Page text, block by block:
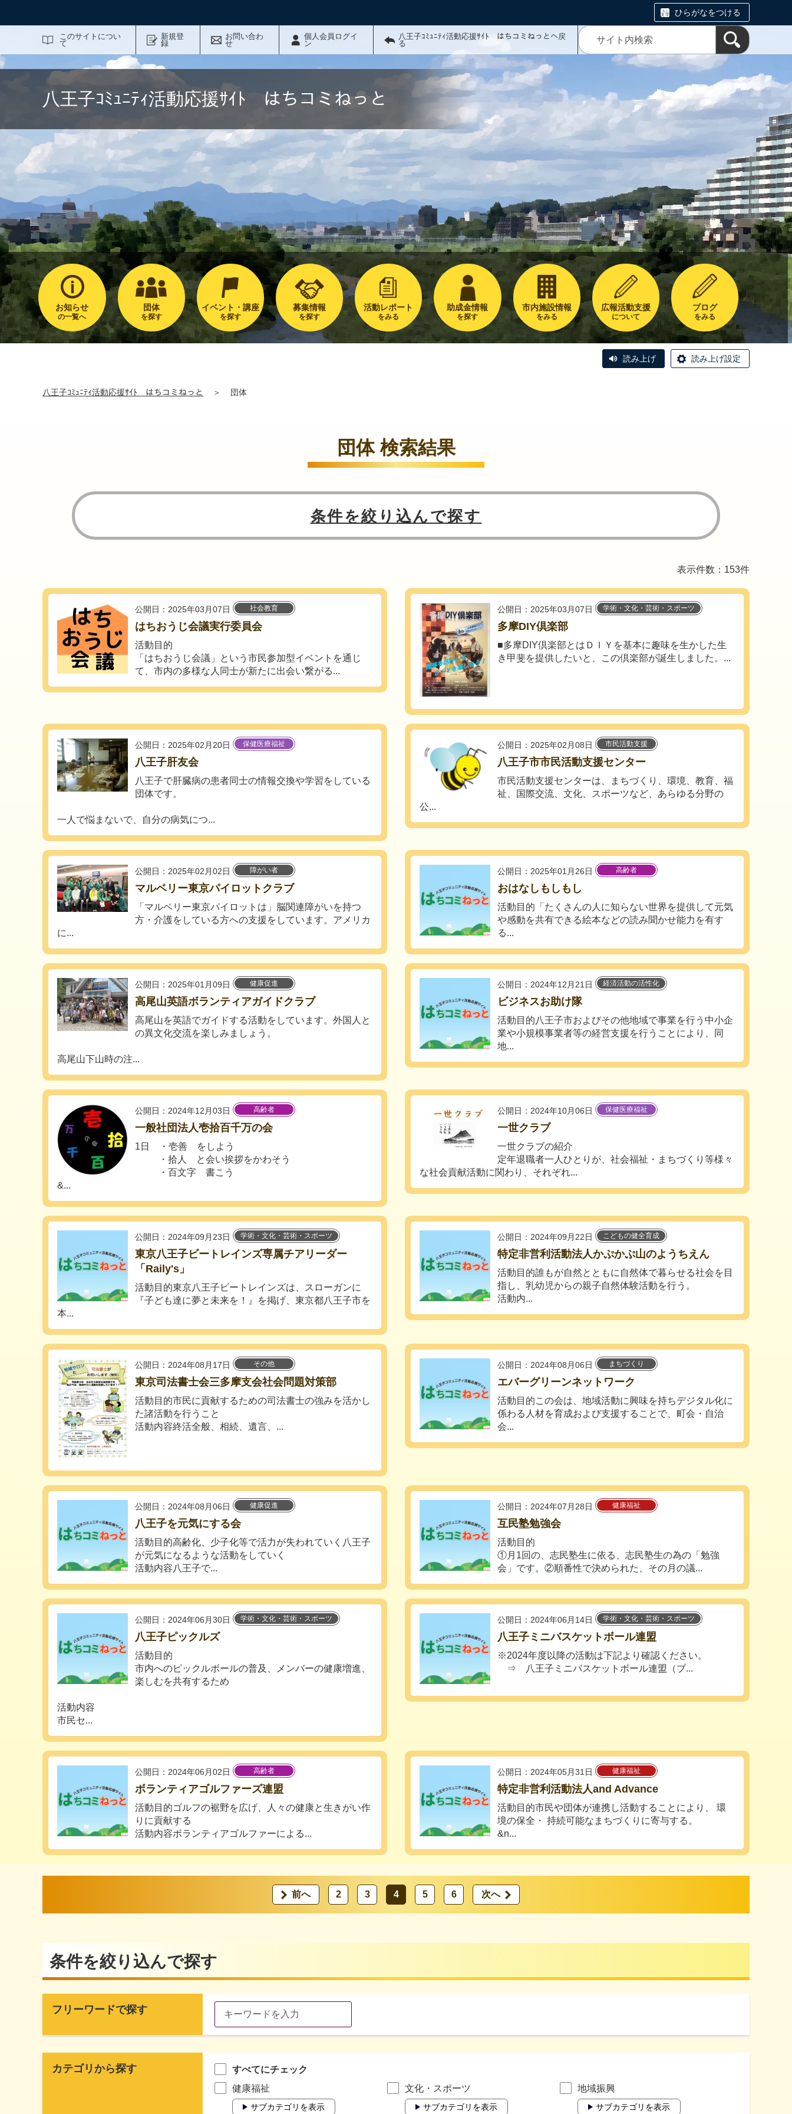
ひらがなをつける
このサイトについ
て
新規登
録
お問い合わ
せ
個人会員ログイ
ン
八王子ｺﾐｭﾆﾃｨ活動応援ｻｲﾄ はちコミねっとへ戻
る
八王子ｺﾐｭﾆﾃｨ活動応援ｻｲﾄ はちコミねっと
お知らせ
の一覧へ
団体
を探す
イベント・講座
を探す
募集情報
を探す
活動レポート
をみる
助成金情報
を探す
市内施設情報
をみる
広報活動支援
について
ブログ
をみる
読み上げ 読み上げ設定
八王子ｺﾐｭﾆﾃｨ活動応援ｻｲﾄ はちコミねっと ＞ 団体
団体 検索結果
条件を絞り込んで探す
表示件数：153件
公開日：2025年03月07日 社会教育
はちおうじ会議実行委員会
活動目的
「はちおうじ会議」という市民参加型イベントを通じ
て、市内の多様な人同士が新たに出会い繋がる...
公開日：2025年03月07日 学術・文化・芸術・スポーツ
多摩DIY倶楽部
■多摩DIY倶楽部とはＤＩＹを基本に趣味を生かした生
き甲斐を提供したいと、この倶楽部が誕生しました。...
公開日：2025年02月20日 保健医療福祉
八王子肝友会
八王子で肝臓病の患者同士の情報交換や学習をしている
団体です。
一人で悩まないで、自分の病気につ...
公開日：2025年02月08日 市民活動支援
八王子市市民活動支援センター
市民活動支援センターは、まちづくり、環境、教育、福
祉、国際交流、文化、スポーツなど、あらゆる分野の
公...
公開日：2025年02月02日 障がい者
マルベリー東京パイロットクラブ
「マルベリー東京パイロットは」脳関連障がいを持つ
方・介護をしている方への支援をしています。アメリカ
に...
公開日：2025年01月26日 高齢者
おはなしもしもし
活動目的「たくさんの人に知らない世界を提供して元気
や感動を共有できる絵本などの読み聞かせ能力を有す
る...
公開日：2025年01月09日 健康促進
高尾山英語ボランティアガイドクラブ
高尾山を英語でガイドする活動をしています。外国人と
の異文化交流を楽しみましょう。
高尾山下山時の注...
公開日：2024年12月21日 経済活動の活性化
ビジネスお助け隊
活動目的八王子市およびその他地域で事業を行う中小企
業や小規模事業者等の経営支援を行うことにより、同
地...
公開日：2024年12月03日 高齢者
一般社団法人壱拾百千万の会
1日 ・壱善 をしよう
・拾人 と会い挨拶をかわそう
・百文字 書こう
&...
公開日：2024年10月06日 保健医療福祉
一世クラブ
一世クラブの紹介
定年退職者一人ひとりが、社会福祉・まちづくり等様々
な社会貢献活動に関わり、それぞれ...
公開日：2024年09月23日 学術・文化・芸術・スポーツ
東京八王子ビートレインズ専属チアリーダー
「Raily's」
活動目的東京八王子ビートレインズは、スローガンに
『子ども達に夢と未来を！』を掲げ、東京都八王子市を
本...
公開日：2024年09月22日 こどもの健全育成
特定非営利活動法人かぷかぷ山のようちえん
活動目的誰もが自然とともに自然体で暮らせる社会を目
指し、乳幼児からの親子自然体験活動を行う。
活動内...
公開日：2024年08月17日 その他
東京司法書士会三多摩支会社会問題対策部
活動目的市民に貢献するための司法書士の強みを活かし
た諸活動を行うこと
活動内容終活全般、相続、遺言、...
公開日：2024年08月06日 まちづくり
エバーグリーンネットワーク
活動目的この会は、地域活動に興味を持ちデジタル化に
係わる人材を育成および支援することで、町会・自治
会...
公開日：2024年08月06日 健康促進
八王子を元気にする会
活動目的高齢化、少子化等で活力が失われていく八王子
が元気になるような活動をしていく
活動内容八王子で...
公開日：2024年07月28日 健康福祉
互民塾勉強会
活動目的
①月1回の、志民塾生に依る、志民塾生の為の「勉強
会」です。②順番性で決められた、その月の議...
公開日：2024年06月30日 学術・文化・芸術・スポーツ
八王子ピックルズ
活動目的
市内へのピックルボールの普及、メンバーの健康増進、
楽しむを共有するため
活動内容
市民セ...
公開日：2024年06月14日 学術・文化・芸術・スポーツ
八王子ミニバスケットボール連盟
※2024年度以降の活動は下記より確認ください。
⇒ 八王子ミニバスケットボール連盟（ブ...
公開日：2024年06月02日 高齢者
ボランティアゴルファーズ連盟
活動目的ゴルフの裾野を広げ、人々の健康と生きがい作
りに貢献する
活動内容ボランティアゴルファーによる...
公開日：2024年05月31日 健康福祉
特定非営利活動法人and Advance
活動目的市民や団体が連携し活動することにより、 環
境の保全・ 持続可能なまちづくりに寄与する。
&n...
前へ 2 3 4 5 6 次へ
条件を絞り込んで探す
フリーワードで探す
カテゴリから探す
すべてにチェック
健康福祉
サブカテゴリを表示
文化・スポーツ
サブカテゴリを表示
地域振興
サブカテゴリを表示